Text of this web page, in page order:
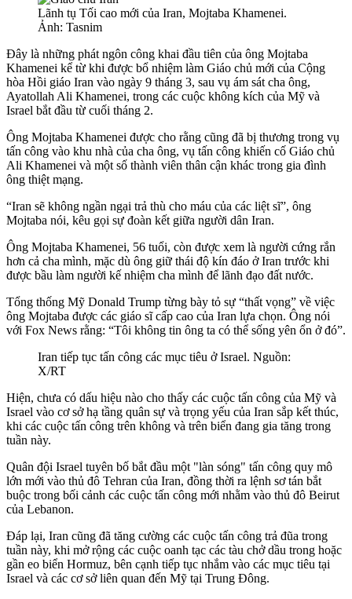
Lãnh tụ Tối cao mới của Iran, Mojtaba Khamenei.
Ảnh: Tasnim
Đây là những phát ngôn công khai đầu tiên của ông Mojtaba
Khamenei kể từ khi được bổ nhiệm làm Giáo chủ mới của Cộng
hòa Hồi giáo Iran vào ngày 9 tháng 3, sau vụ ám sát cha ông,
Ayatollah Ali Khamenei, trong các cuộc không kích của Mỹ và
Israel bắt đầu từ cuối tháng 2.
Ông Mojtaba Khamenei được cho rằng cũng đã bị thương trong vụ
tấn công vào khu nhà của cha ông, vụ tấn công khiến cố Giáo chủ
Ali Khamenei và một số thành viên thân cận khác trong gia đình
ông thiệt mạng.
“Iran sẽ không ngần ngại trả thù cho máu của các liệt sĩ”, ông
Mojtaba nói, kêu gọi sự đoàn kết giữa người dân Iran.
Ông Mojtaba Khamenei, 56 tuổi, còn được xem là người cứng rắn
hơn cả cha mình, mặc dù ông giữ thái độ kín đáo ở Iran trước khi
được bầu làm người kế nhiệm cha mình để lãnh đạo đất nước.
Tổng thống Mỹ Donald Trump từng bày tỏ sự “thất vọng” về việc
ông Mojtaba được các giáo sĩ cấp cao của Iran lựa chọn. Ông nói
với Fox News rằng: “Tôi không tin ông ta có thể sống yên ổn ở đó”.
Iran tiếp tục tấn công các mục tiêu ở Israel. Nguồn:
X/RT
Hiện, chưa có dấu hiệu nào cho thấy các cuộc tấn công của Mỹ và
Israel vào cơ sở hạ tầng quân sự và trọng yếu của Iran sắp kết thúc,
khi các cuộc tấn công trên không và trên biển đang gia tăng trong
tuần này.
Quân đội Israel tuyên bố bắt đầu một "làn sóng" tấn công quy mô
lớn mới vào thủ đô Tehran của Iran, đồng thời ra lệnh sơ tán bắt
buộc trong bối cảnh các cuộc tấn công mới nhằm vào thủ đô Beirut
của Lebanon.
Đáp lại, Iran cũng đã tăng cường các cuộc tấn công trả đũa trong
tuần này, khi mở rộng các cuộc oanh tạc các tàu chở dầu trong hoặc
gần eo biển Hormuz, bên cạnh tiếp tục nhắm vào các mục tiêu tại
Israel và các cơ sở liên quan đến Mỹ tại Trung Đông.